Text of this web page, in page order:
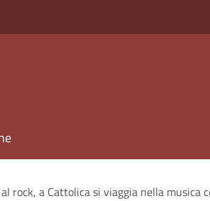
rock, a Cattolica si viaggia nella musica